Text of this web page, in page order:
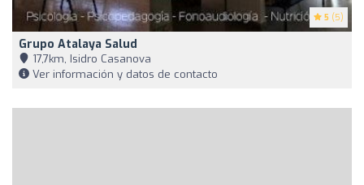
5 (5)
Grupo Atalaya Salud
17,7km, Isidro Casanova
Ver información y datos de contacto